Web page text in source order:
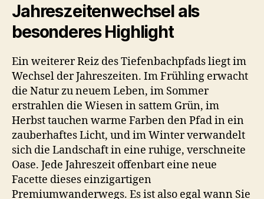
Jahreszeitenwechsel als
besonderes Highlight
Ein weiterer Reiz des Tiefenbachpfads liegt im
Wechsel der Jahreszeiten. Im Frühling erwacht
die Natur zu neuem Leben, im Sommer
erstrahlen die Wiesen in sattem Grün, im
Herbst tauchen warme Farben den Pfad in ein
zauberhaftes Licht, und im Winter verwandelt
sich die Landschaft in eine ruhige, verschneite
Oase. Jede Jahreszeit offenbart eine neue
Facette dieses einzigartigen
Premiumwanderwegs. Es ist also egal wann Sie